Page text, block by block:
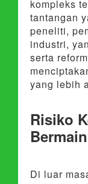
kompleks
tantangan
peneliti,
industri,
serta
yang lebih
Risiko
Di luar